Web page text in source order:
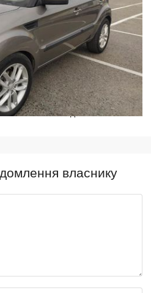
2013г.с Вашей доплатой
власнику